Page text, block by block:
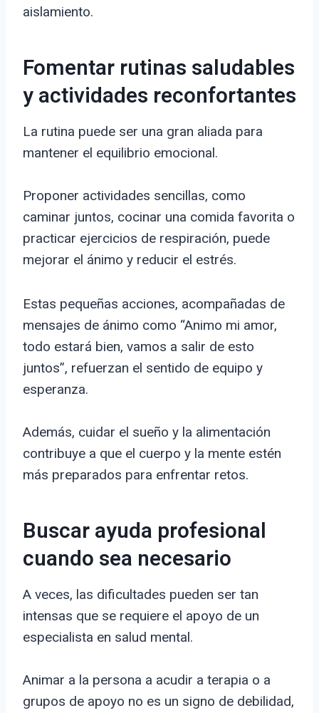
aislamiento.
Fomentar rutinas saludables
y actividades reconfortantes
La rutina puede ser una gran aliada para
mantener el equilibrio emocional.
Proponer actividades sencillas, como
caminar juntos, cocinar una comida favorita o
practicar ejercicios de respiración, puede
mejorar el ánimo y reducir el estrés.
Estas pequeñas acciones, acompañadas de
mensajes de ánimo como “Animo mi amor,
todo estará bien, vamos a salir de esto
juntos”, refuerzan el sentido de equipo y
esperanza.
Además, cuidar el sueño y la alimentación
contribuye a que el cuerpo y la mente estén
más preparados para enfrentar retos.
Buscar ayuda profesional
cuando sea necesario
A veces, las dificultades pueden ser tan
intensas que se requiere el apoyo de un
especialista en salud mental.
Animar a la persona a acudir a terapia o a
grupos de apoyo no es un signo de debilidad,